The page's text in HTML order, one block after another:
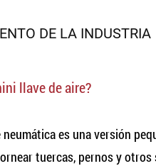
DE LA INDUSTRIA
llave de aire?
neumática es una versión
tuercas, pernos y